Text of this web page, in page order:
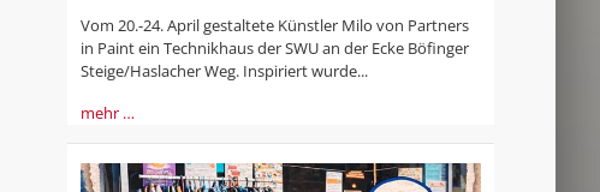
Vom 20.-24. April gestaltete Künstler Milo von Partners
in Paint ein Technikhaus der SWU an der Ecke Böfinger
Steige/Haslacher Weg. Inspiriert wurde...
mehr …